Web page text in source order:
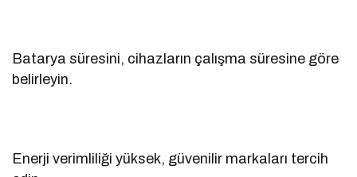
Batarya süresini, cihazların çalışma süresine göre
belirleyin.
Enerji verimliliği yüksek, güvenilir markaları tercih